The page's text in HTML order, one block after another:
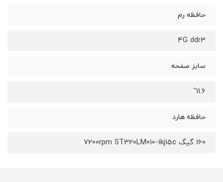
حافظه رم
4G ddr3
سایز صفحه
11.6"
حافظه هارد
160 گیگ 7200rpm ST320LM010-1kj15c